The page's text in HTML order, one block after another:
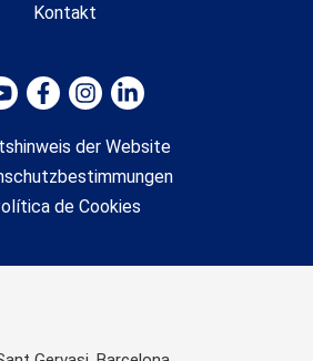
Kontakt
der Website
de Cookies